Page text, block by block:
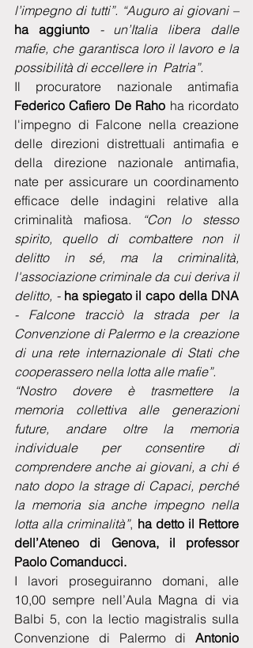
l’impegno di tutti”. “Auguro ai giovani –
ha aggiunto - un’Italia libera dalle
mafie, che garantisca loro il lavoro e la
possibilità di eccellere in  Patria”.
Federico Cafiero De Raho ha ricordato
l'impegno di Falcone nella creazione
delle direzioni distrettuali antimafia e
della direzione nazionale antimafia,
nate per assicurare un coordinamento
efficace delle indagini relative alla
criminalità mafiosa.
“Con lo stesso
spirito, quello di combattere non il
delitto in sé, ma la criminalità,
l'associazione criminale da cui deriva il
delitto, -
- Falcone tracciò la strada per la
Convenzione di Palermo e la creazione
di una rete internazionale di Stati che
cooperassero nella lotta alle mafie”.
“Nostro dovere è trasmettere la
memoria collettiva alle generazioni
future, andare oltre la memoria
individuale per consentire di
comprendere anche ai giovani, a chi é
nato dopo la strage di Capaci, perché
la memoria sia anche impegno nella
lotta alla criminalità”, ha detto il Rettore
dell’Ateneo di Genova, il professor
Paolo Comanducci.
I lavori proseguiranno domani, alle
10,00 sempre nell’Aula Magna di via
Balbi 5, con la lectio magistralis sulla
Convenzione di Palermo di Antonio